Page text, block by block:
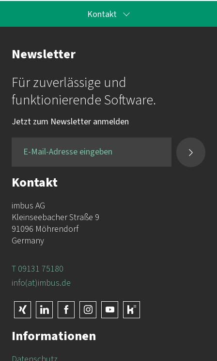
Kontakt
Ihr Ansprechpartner bei imbus
imbus Eventsupport
Mail: veranstaltungen@imbus.de
Tel.:
+49 9131 / 7518-0
Newsletter
Für zuverlässige und
funktionierende Software.
Jetzt zum Newsletter anmelden
Kontakt
imbus AG
Kleinseebacher Straße 9
91096 Möhrendorf
Germany
T 09131 75180
info(at)imbus.de
Informationen